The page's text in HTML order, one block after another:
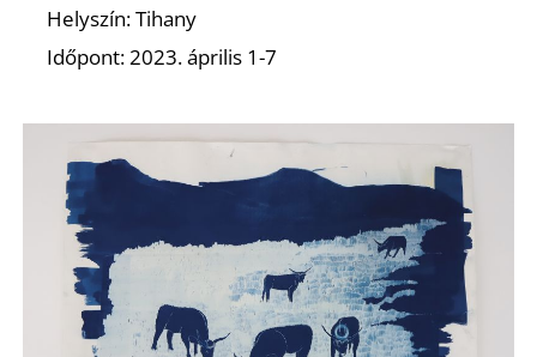
Helyszín: Tihany
Időpont: 2023. április 1-7